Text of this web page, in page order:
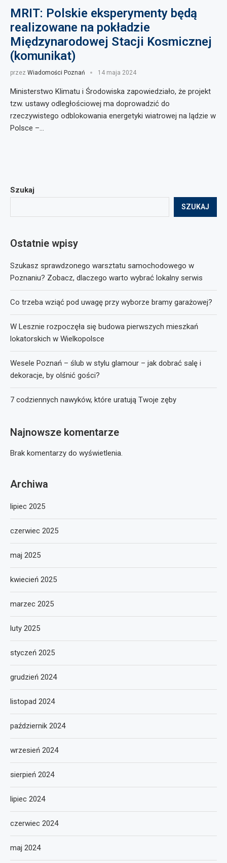
MRIT: Polskie eksperymenty będą
realizowane na pokładzie
Międzynarodowej Stacji Kosmicznej
(komunikat)
przez Wiadomości Poznań 14 maja 2024
Ministerstwo Klimatu i Środowiska zapowiedziało, że projekt
tzw. ustawy odległościowej ma doprowadzić do
rzeczywistego odblokowania energetyki wiatrowej na lądzie w
Polsce –…
Szukaj
SZUKAJ
Ostatnie wpisy
Szukasz sprawdzonego warsztatu samochodowego w
Poznaniu? Zobacz, dlaczego warto wybrać lokalny serwis
Co trzeba wziąć pod uwagę przy wyborze bramy garażowej?
W Lesznie rozpoczęła się budowa pierwszych mieszkań
lokatorskich w Wielkopolsce
Wesele Poznań – ślub w stylu glamour – jak dobrać salę i
dekoracje, by olśnić gości?
7 codziennych nawyków, które uratują Twoje zęby
Najnowsze komentarze
Brak komentarzy do wyświetlenia.
Archiwa
lipiec 2025
czerwiec 2025
maj 2025
kwiecień 2025
marzec 2025
luty 2025
styczeń 2025
grudzień 2024
listopad 2024
październik 2024
wrzesień 2024
sierpień 2024
lipiec 2024
czerwiec 2024
maj 2024